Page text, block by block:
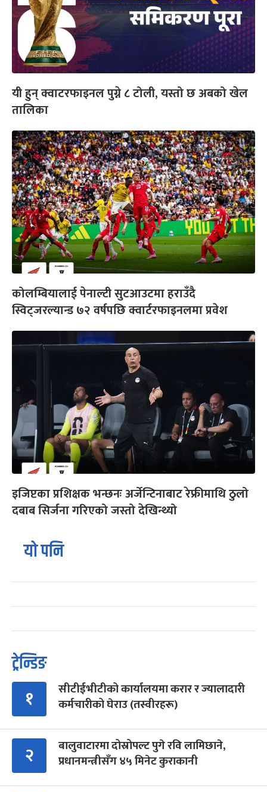
यी हुन् क्वाटरफाइनल पुग्ने ८ टोली, यस्तो छ अबको खेल
तालिका
कोलम्बियालाई पेनाल्टी सुटआउटमा हराउँदै
स्विट्जरल्यान्ड ७२ वर्षपछि क्वार्टरफाइनलमा प्रवेश
इजिप्टका प्रशिक्षक भन्छनः अर्जेन्टिनाबाट रेफ्रीमाथि ठुलो
दबाब सिर्जना गरिएको जस्तो देखिन्थ्यो
यो पनि
ट्रेन्डिङ
१
सीटीईभीटीको कार्यालयमा करार र ज्यालादारी
कर्मचारीको घेराउ (तस्वीरहरू)
२
बालुवाटारमा दोस्रोपल्ट पुगे रवि लामिछाने,
प्रधानमन्त्रीसँग ४५ मिनेट कुराकानी